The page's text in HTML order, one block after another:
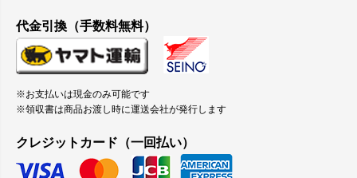
代金引換（手数料無料）
※お支払いは現金のみ可能です
※領収書は商品お渡し時に運送会社が発行します
クレジットカード（一回払い）